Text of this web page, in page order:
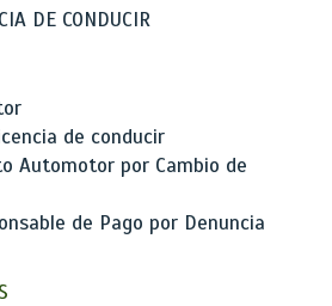
DE CONDUCIR
de conducir
Automotor por Cambio de
de Pago por Denuncia